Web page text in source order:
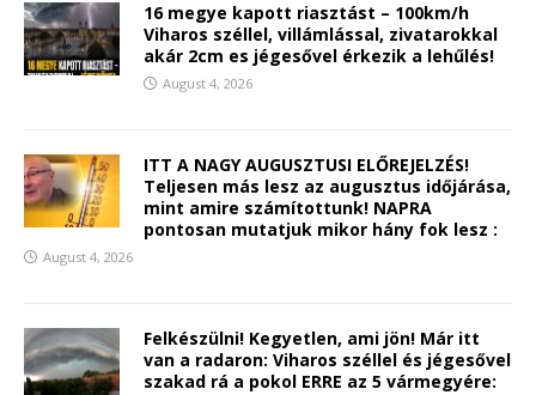
16 megye kapott riasztást – 100km/h
Viharos széllel, villámlással, zivatarokkal
akár 2cm es jégesővel érkezik a lehűlés!
August 4, 2026
ITT A NAGY AUGUSZTUSI ELŐREJELZÉS!
Teljesen más lesz az augusztus időjárása,
mint amire számítottunk! NAPRA
pontosan mutatjuk mikor hány fok lesz :
August 4, 2026
Felkészülni! Kegyetlen, ami jön! Már itt
van a radaron: Viharos széllel és jégesővel
szakad rá a pokol ERRE az 5 vármegyére: